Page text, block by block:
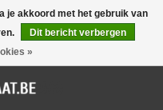
0 Artikelen - €0,00
je akkoord met het gebruik van
Dit bericht verbergen
»